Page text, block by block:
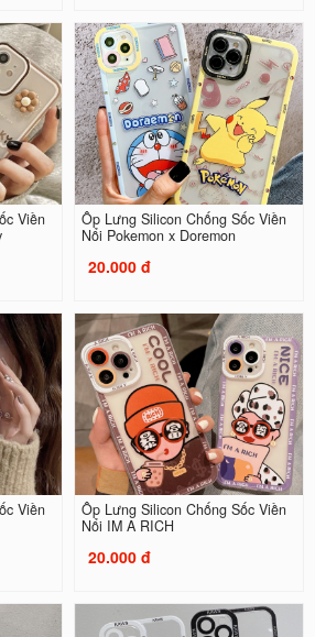
Viền
Ốp Lưng Silicon Chống Sốc Viền
Nổi Pokemon x Doremon
20.000 đ
Viền
Ốp Lưng Silicon Chống Sốc Viền
Nổi IM A RICH
20.000 đ